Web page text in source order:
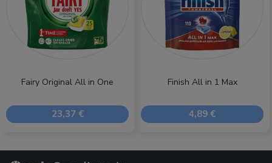
Fairy Original All in One
23,37 €
Finish All in 1 Max
4,89 €